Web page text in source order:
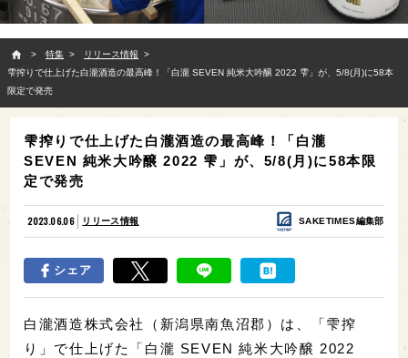
特集
リリース情報
雫搾りで仕上げた白瀧酒造の最高峰！「白瀧 SEVEN 純米大吟醸 2022 雫」が、5/8(月)に58本
限定で発売
雫搾りで仕上げた白瀧酒造の最高峰！「白瀧
SEVEN 純米大吟醸 2022 雫」が、5/8(月)に58本限
定で発売
2023.06.06 リリース情報 SAKETIMES編集部
シェア
白瀧酒造株式会社（新潟県南魚沼郡）は、「雫搾
り」で仕上げた「白瀧 SEVEN 純米大吟醸 2022